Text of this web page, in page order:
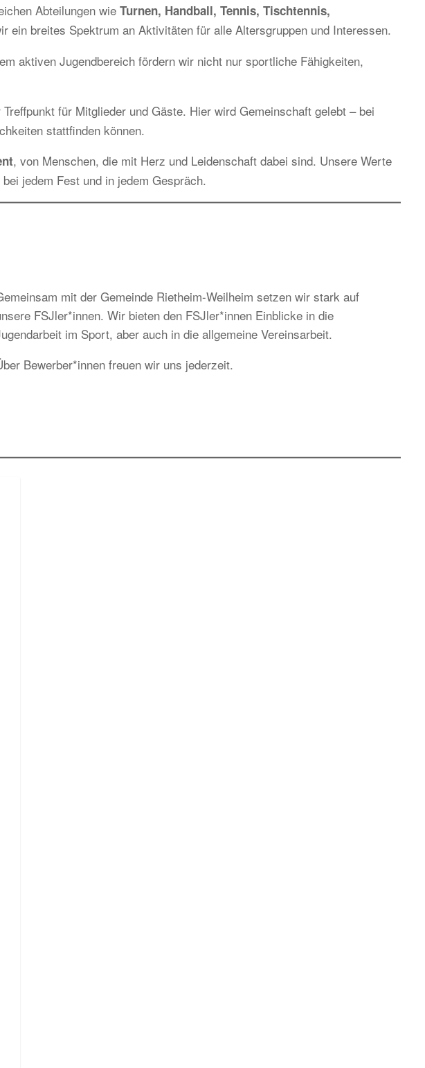
Abteilungen wie Turnen, Handball, Tennis, Tischtennis,
ein breites Spektrum an Aktivitäten für alle Altersgruppen und Interessen.
aktiven Jugendbereich fördern wir nicht nur sportliche Fähigkeiten,
für Mitglieder und Gäste. Hier wird Gemeinschaft gelebt – bei
stattfinden können.
, von Menschen, die mit Herz und Leidenschaft dabei sind. Unsere Werte
jedem Fest und in jedem Gespräch.
mit der Gemeinde Rietheim-Weilheim setzen wir stark auf
FSJler*innen. Wir bieten den FSJler*innen Einblicke in die
im Sport, aber auch in die allgemeine Vereinsarbeit.
Bewerber*innen freuen wir uns jederzeit.